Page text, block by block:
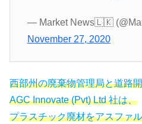
— Market News🇱🇰
November 27, 2020
西部州の廃棄物管理局と道路
AGC Innovate (Pvt) Ltd 社は、
プラスチック廃材をアスファ